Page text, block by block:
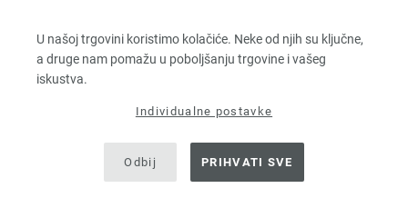
U našoj trgovini koristimo kolačiće. Neke od njih su ključne,
a druge nam pomažu u poboljšanju trgovine i vašeg
iskustva.
Individualne postavke
Odbij PRIHVATI SVE
Većina igle: 3,5 - 4,5
4,16 €